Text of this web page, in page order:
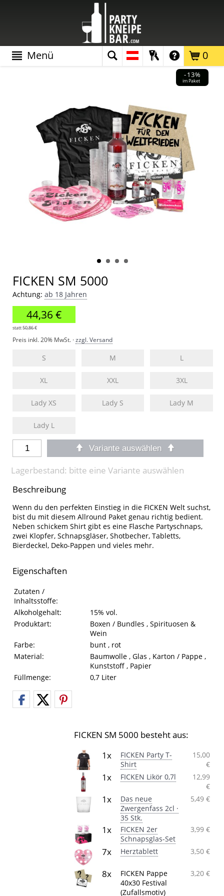
0
Menü
-13%
im Paket
FICKEN SM 5000
Achtung: ab 18 Jahren
44,36 €
statt50,86 €
Preis inkl. 20% MwSt. ·zzgl. Versand
S M L
XL XXL 3XL
Lady XS Lady S Lady M
Lady L
Variante auswählen
Lagerbestand: bitte eine Variante auswählen
Beschreibung
Wenn du den perfekten Einstieg in die FICKEN Welt suchst,
bist du mit diesem Allround Paket genau richtig bedient.
Neben schickem Shirt gibt es eine Flasche Partyschnaps,
zwei Klopfer, Schnapsgläser, Shotbecher, Tabletts,
Bierdeckel, Deko-Pappen und vieles mehr.
Eigenschaften
Eigenschaften des Produkts
Eigenschaft
Zutaten /
Inhaltsstoffe:
Alkoholgehalt:
15% vol.
Produktart:
Boxen / Bundles , Spirituosen &
Wein
Farbe:
bunt , rot
Material:
Baumwolle , Glas , Karton / Pappe ,
Kunststoff , Papier
Füllmenge:
0,7 Liter
FICKEN SM 5000 besteht aus:
1x
FICKEN Party T-
Shirt
15,00
€
1x FICKEN Likör 0,7l
12,99
€
1x
Das neue
Zwergenfass 2cl ·
35 Stk.
5,49 €
1x
FICKEN 2er
Schnapsglas-Set
3,99 €
7x Herztablett 3,50 €
8x
FICKEN Pappe
40x30 Festival
(Zufallsmotiv)
3,20 €